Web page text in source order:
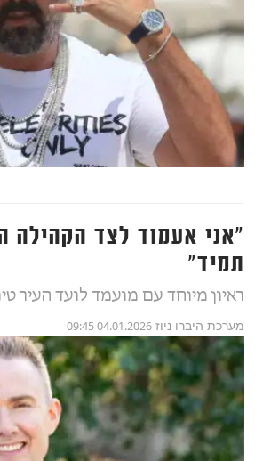
״אני אעמוד לצד הקהילה
תמיד"
ראיון מיוחד עם מועמד לועד העיר
מערכת היברו ניוז 04.01.2026 09:45